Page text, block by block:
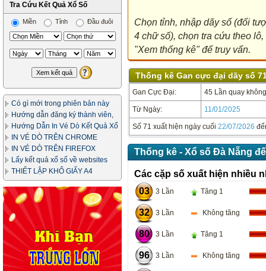
Tra Cứu Kết Quả Xổ Số
Miền Tỉnh Đầu đuôi
Có gì mới trong phiên bản này
Hướng dẫn đăng ký thành viên,
in vé dò
Hướng Dẫn In Vé Dò Kết Quả Xổ
SốIN VÉ DÒ TRÊN CHROME
IN VÉ DÒ TRÊN FIREFOX
Lấy kết quả xổ số về websites
của bạn
THIẾT LẬP KHỔ GIẤY A4
Chọn tỉnh, nhập dãy số (đối
4 chữ số), chọn tra cứu theo
"Xem thống kê" để truy vấn.
Thống kê Gan cực đại dãy số
Gan Cực Đại: 45 Lần quay
Từ Ngày: 11/01/2025
Số 71 xuất hiện ngày cuối 22/07/2026
Thống kê - Xổ số Đà Nẵng
Các cặp số xuất hiện nhiều
03
3 Lần Tăng 1
32 3 Lần Không tăng
80 3 Lần Tăng 1
96 3 Lần Không tăng